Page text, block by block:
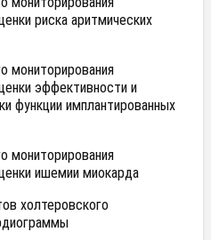
риска аритмических
мониторирования
эффективности и
функции имплантированных
мониторирования
ишемии миокарда
холтеровского